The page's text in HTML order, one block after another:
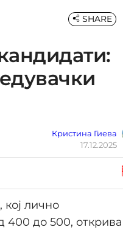
Кристина Гиева
17.12.2025
SHARE
лично
400 до 500, открива